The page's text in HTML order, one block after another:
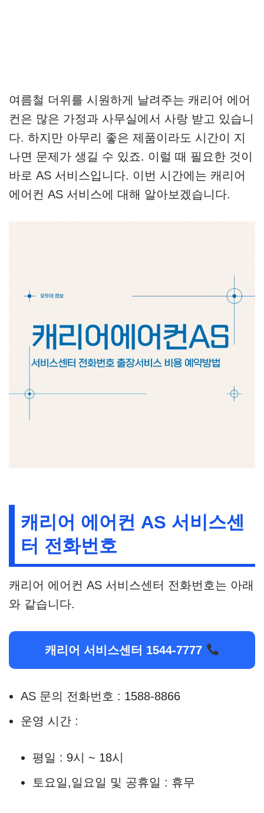
여름철 더위를 시원하게 날려주는 캐리어 에어
컨은 많은 가정과 사무실에서 사랑 받고 있습니
다. 하지만 아무리 좋은 제품이라도 시간이 지
나면 문제가 생길 수 있죠. 이럴 때 필요한 것이
바로 AS 서비스입니다. 이번 시간에는 캐리어
에어컨 AS 서비스에 대해 알아보겠습니다.
캐리어 에어컨 AS 서비스센
터 전화번호
캐리어 에어컨 AS 서비스센터 전화번호는 아래
와 같습니다.
캐리어 서비스센터 1544-7777
AS 문의 전화번호 : 1588-8866
운영 시간 :
평일 : 9시 ~ 18시
토요일,일요일 및 공휴일 : 휴무